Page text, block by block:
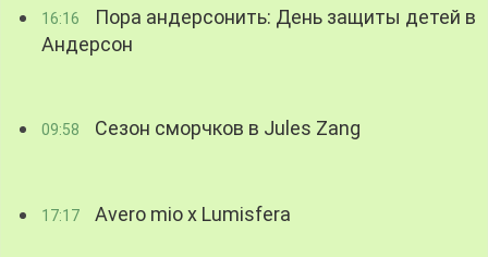
16:16
Пора андерсонить: День защиты детей в
Андерсон
09:58 Сезон сморчков в Jules Zang
17:17 Avero mio x Lumisfera